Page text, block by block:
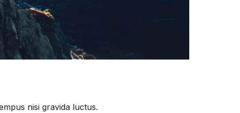
nisi gravida luctus.